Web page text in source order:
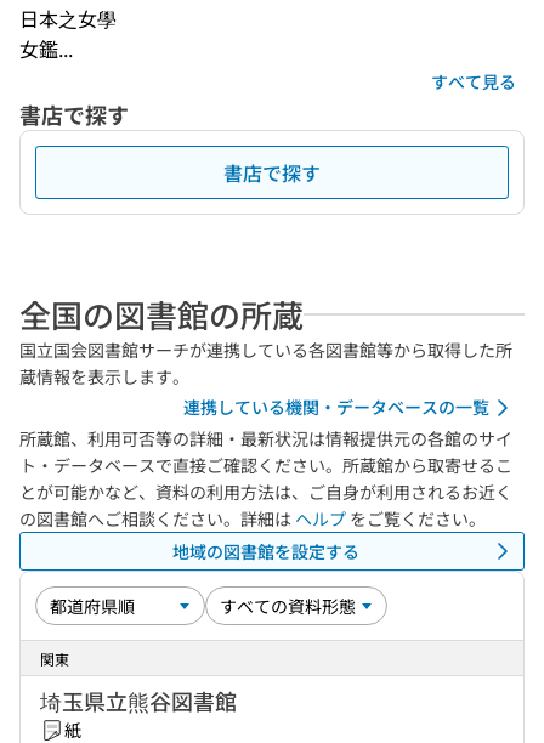
日本之女學
女鑑...
すべて見る
書店で探す
書店で探す
全国の図書館の所蔵
国立国会図書館サーチが連携している各図書館等から取得した所
蔵情報を表示します。
連携している機関・データベースの一覧
所蔵館、利用可否等の詳細・最新状況は情報提供元の各館のサイ
ト・データベースで直接ご確認ください。所蔵館から取寄せるこ
とが可能かなど、資料の利用方法は、ご自身が利用されるお近く
の図書館へご相談ください。詳細は ヘルプ をご覧ください。
地域の図書館を設定する
関東
埼玉県立熊谷図書館
紙